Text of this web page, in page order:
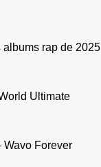
rap de 2025
Ultimate
Wavo Forever